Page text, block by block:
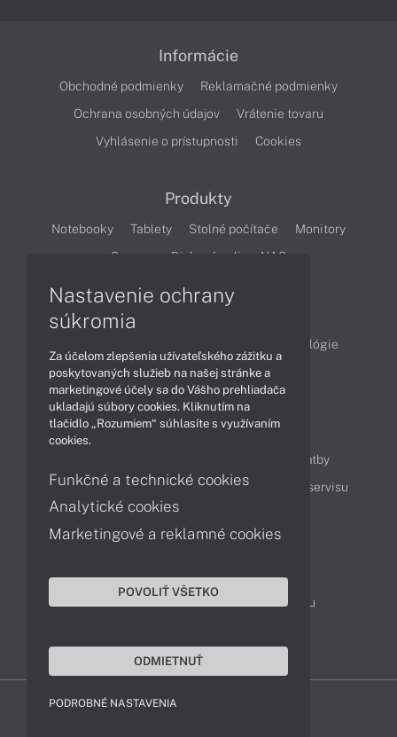
Informácie
Obchodné podmienky
Reklamačné podmienky
Ochrana osobných údajov
Vrátenie tovaru
Vyhlásenie o prístupnosti
Cookies
Produkty
Notebooky Tablety Stolné počítače
Monitory
Servery
Diskové polia a NAS
Technológie
Videá
Obsah
Možnosti doručenia a platby
Podpora a servis
Servisné služby Cenník servisu
Kontakty
043 4224 771
Obchodné oddelenie
Reklamácia tovaru
Nastavenie ochrany
súkromia
Za účelom zlepšenia užívateľského zážitku a
poskytovaných služieb na našej stránke a
marketingové účely sa do Vášho prehliadača
ukladajú súbory cookies. Kliknutím na
tlačidlo „Rozumiem“ súhlasíte s využívaním
cookies.
Funkčné a technické cookies
Analytické cookies
Marketingové a reklamné cookies
POVOLIŤ VŠETKO
ODMIETNUŤ
PODROBNÉ NASTAVENIA